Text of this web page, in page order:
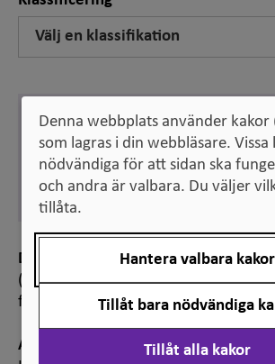
Välj en klassifikation
Engelska
preparatory course
Svenska
propedeutisk kurs
Definition
(
inom högskoleväsendet): kurs som
fortsatt högskoleutbildning
Anmärkning
Denna webbplats använder kakor
som lagras i din webbläsare. Vissa
nödvändiga för att sidan ska
och andra är valbara. Du väljer
tillåta.
Hantera valbara kakor
Tillåt bara nödvändiga
Tillåt alla kakor